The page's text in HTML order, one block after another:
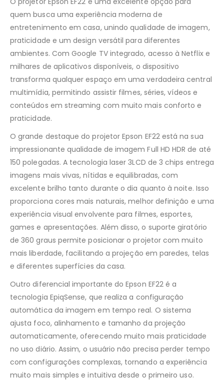
quem busca uma experiência moderna de
entretenimento em casa, unindo qualidade de imagem,
praticidade e um design versátil para diferentes
ambientes. Com Google TV integrado, acesso à Netflix e
milhares de aplicativos disponíveis, o dispositivo
transforma qualquer espaço em uma verdadeira central
multimídia, permitindo assistir filmes, séries, vídeos e
conteúdos em streaming com muito mais conforto e
praticidade.
O grande destaque do projetor Epson EF22 está na sua
impressionante qualidade de imagem Full HD HDR de até
150 polegadas. A tecnologia laser 3LCD de 3 chips entrega
imagens mais vivas, nítidas e equilibradas, com
excelente brilho tanto durante o dia quanto à noite. Isso
proporciona cores mais naturais, melhor definição e uma
experiência visual envolvente para filmes, esportes,
games e apresentações. Além disso, o suporte giratório
de 360 graus permite posicionar o projetor com muito
mais liberdade, facilitando a projeção em paredes, telas
e diferentes superfícies da casa.
Outro diferencial importante do Epson EF22 é a
tecnologia EpiqSense, que realiza a configuração
automática da imagem em tempo real. O sistema
ajusta foco, alinhamento e tamanho da projeção
automaticamente, oferecendo muito mais praticidade
no uso diário. Assim, o usuário não precisa perder tempo
com configurações complexas, tornando a experiência
muito mais simples e intuitiva desde o primeiro uso.